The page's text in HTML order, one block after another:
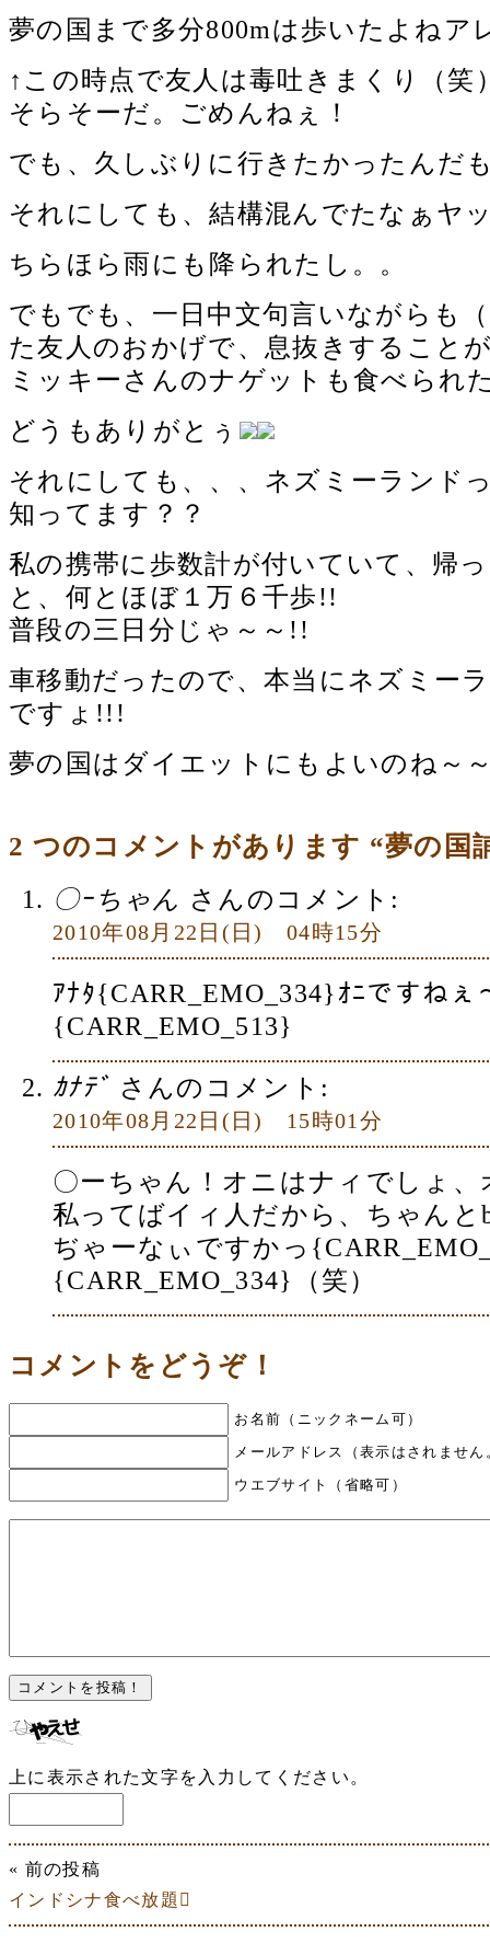
夢の国まで多分800mは歩いたよねア
↑この時点で友人は毒吐きまくり（笑
そらそーだ。ごめんねぇ！
でも、久しぶりに行きたかったんだ
それにしても、結構混んでたなぁヤ
ちらほら雨にも降られたし。。
でもでも、一日中文句言いながらも
た友人のおかげで、息抜きすること
ミッキーさんのナゲットも食べられ
どうもありがとぅ
それにしても、、、ネズミーランド
知ってます？？
私の携帯に歩数計が付いていて、帰
と、何とほぼ１万６千歩!!
普段の三日分じゃ～～!!
車移動だったので、本当にネズミー
ですょ!!!
夢の国はダイエットにもよいのね～
2 つのコメントがあります “夢の国
〇ｰちゃん さんのコメント:
2010年08月22日(日) 04時15分
ｱﾅﾀ{CARR_EMO_334}ｵﾆですね
{CARR_EMO_513}
ｶﾅﾃﾞ さんのコメント:
2010年08月22日(日) 15時01分
〇ーちゃん！オニはナィでしょ
私ってばイィ人だから、ちゃん
ぢゃーなぃですかっ
{CARR_EMO_334}（笑）
コメントをどうぞ！
お名前（ニックネーム可）
メールアドレス（表示はされませ
ウエブサイト（省略可）
上に表示された文字を入力してください。
« 前の投稿
インドシナ食べ放題